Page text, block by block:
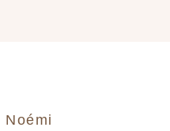
Noémi